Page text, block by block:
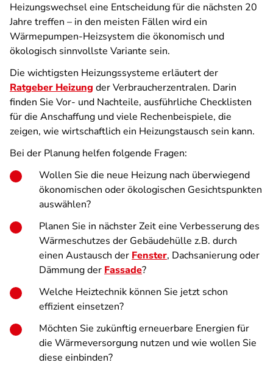
Heizungswechsel eine Entscheidung für die nächsten 20
Jahre treffen – in den meisten Fällen wird ein
Wärmepumpen-Heizsystem die ökonomisch und
ökologisch sinnvollste Variante sein.
Die wichtigsten Heizungssysteme erläutert der
Ratgeber Heizung der Verbraucherzentralen. Darin
finden Sie Vor- und Nachteile, ausführliche Checklisten
für die Anschaffung und viele Rechenbeispiele, die
zeigen, wie wirtschaftlich ein Heizungstausch sein kann.
Bei der Planung helfen folgende Fragen:
Wollen Sie die neue Heizung nach überwiegend
ökonomischen oder ökologischen Gesichtspunkten
auswählen?
Planen Sie in nächster Zeiteine Verbesserung des
Wärmeschutzes der Gebäudehülle z.B. durch
einen Austausch der Fenster, Dachsanierung oder
Dämmung der Fassade?
Welche Heiztechnik können Sie jetzt schon
effizient einsetzen?
Möchten Sie zukünftig erneuerbare Energien für
die Wärmeversorgung nutzen und wie wollen Sie
diese einbinden?